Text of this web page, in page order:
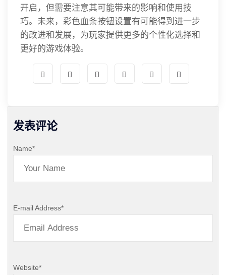
开启，但需要注意其可能带来的影响和使用技
巧。未来，彩色血条按钮设置有可能得到进一步
的改进和发展，为玩家提供更多的个性化选择和
更好的游戏体验。
发表评论
Name*
E-mail Address*
Website*